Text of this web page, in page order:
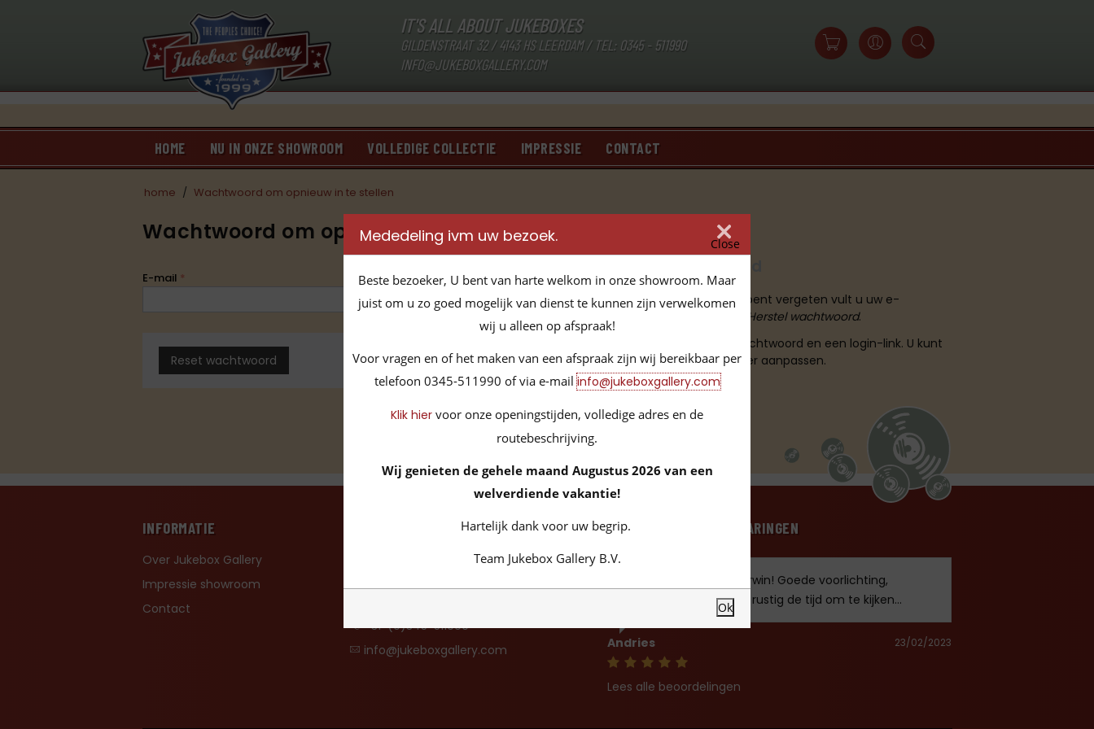
IT'S ALL ABOUT JUKEBOXES
GILDENSTRAAT 32 / 4143 HS LEERDAM / TEL: 0345 - 511990
INFO@JUKEBOXGALLERY.COM
HOME NU IN ONZE SHOWROOM VOLLEDIGE COLLECTIE IMPRESSIE CONTACT
home / Wachtwoord om opnieuw in te stellen
Wachtwoord om opnieuw in te stellen
E-mail
Reset wachtwoord
Indien u uw wachtwoord bent vergeten vult u uw e-
mailadres in en klikt u op
Herstel wachtwoord.
U ontvangt een nieuw wachtwoord en een login-link. U kunt
later het wachtwoord weer aanpassen.
INFORMATIE
Over Jukebox Gallery
Impressie showroom
Contact
+31-(0)345-511990
info@jukeboxgallery.com
BEOORDELINGEN & ERVARINGEN
Top geholpen door Corwin! Goede voorlichting,
enthousiast en gunt je rustig de tijd om te kijken...
Andries 23/02/2023
Lees alle beoordelingen
Mededeling ivm uw bezoek. Close
Beste bezoeker, U bent van harte welkom in onze showroom. Maar
juist om u zo goed mogelijk van dienst te kunnen zijn verwelkomen
wij u alleen op afspraak!
Voor vragen en of het maken van een afspraak zijn wij bereikbaar per
telefoon 0345-511990 of via e-mailinfo@jukeboxgallery.com
Klik hier voor onze openingstijden, volledige adres en de
routebeschrijving.
Wij genieten de gehele maand Augustus 2026 van een
welverdiende vakantie!
Hartelijk dank voor uw begrip.
Team Jukebox Gallery B.V.
Ok